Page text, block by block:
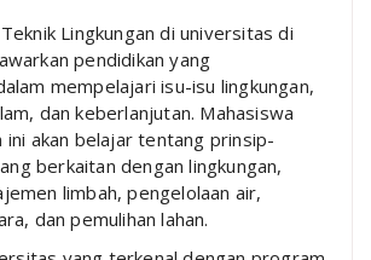
Lingkungan di universitas di
pendidikan yang
mempelajari isu-isu lingkungan,
dan keberlanjutan. Mahasiswa
ini akan belajar tentang prinsip-
berkaitan dengan lingkungan,
limbah, pengelolaan air,
dan pemulihan lahan.